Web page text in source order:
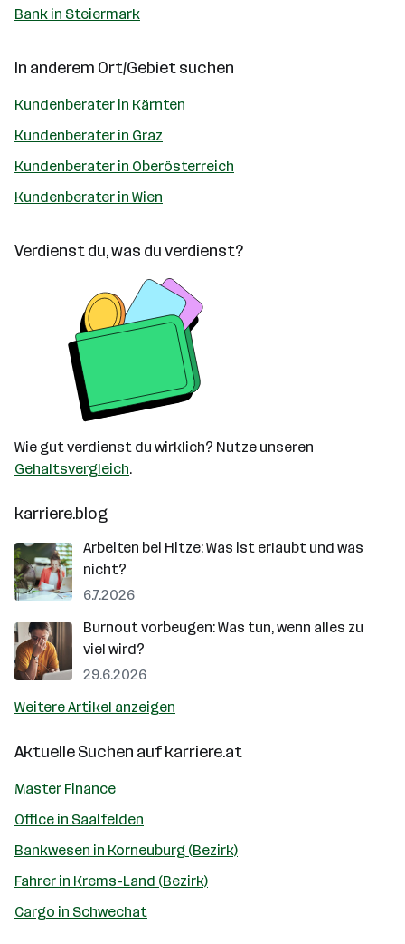
Bank in Steiermark
In anderem Ort/Gebiet suchen
Kundenberater in Kärnten
Kundenberater in Graz
Kundenberater in Oberösterreich
Kundenberater in Wien
Verdienst du, was du verdienst?
Wie gut verdienst du wirklich? Nutze unseren
Gehaltsvergleich.
karriere.blog
Arbeiten bei Hitze: Was ist erlaubt und was
nicht?
6.7.2026
Burnout vorbeugen: Was tun, wenn alles zu
viel wird?
29.6.2026
Weitere Artikel anzeigen
Aktuelle Suchen aufkarriere.at
Master Finance
Office in Saalfelden
Bankwesen in Korneuburg (Bezirk)
Fahrer in Krems-Land (Bezirk)
Cargo in Schwechat